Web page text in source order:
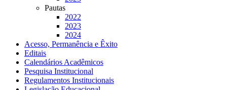
Pautas
2022
2023
2024
Acesso, Permanência e Êxito
Editais
Calendários Acadêmicos
Pesquisa Institucional
Regulamentos Institucionais